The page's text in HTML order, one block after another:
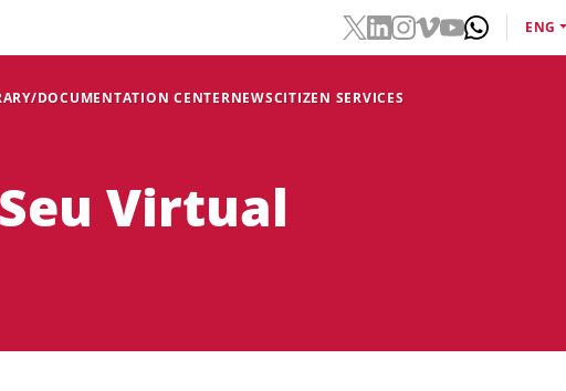
DOCUMENTATION CENTERNEWSCITIZEN SERVICES
ENG
Virtual